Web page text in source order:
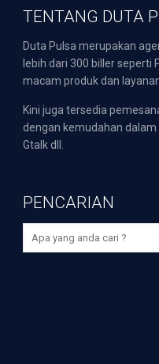
TENTANG DUTA
Duta Pulsa merupakan
lebih dari 300 biller seperti
macam produk dan
Kini juga tersedia
dengan kemudahan
Gtalk dll.
PENCARIAN